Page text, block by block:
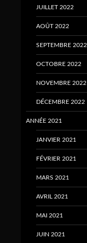
JUILLET 2022
AOÛT 2022
SEPTEMBRE 2022
OCTOBRE 2022
NOVEMBRE 2022
DÉCEMBRE 2022
ANNÉE 2021
JANVIER 2021
FÉVRIER 2021
MARS 2021
AVRIL 2021
MAI 2021
JUIN 2021